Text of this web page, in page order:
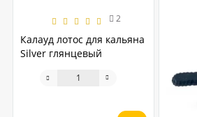
2
Калауд лотос для кальяна
Silver глянцевый